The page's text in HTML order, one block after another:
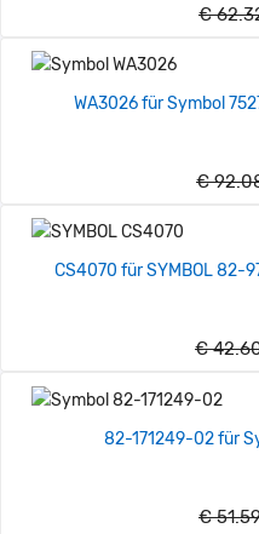
€
WA3026 für Symbol
€
CS4070 für SYMBOL 82-
€
82-171249-02 für
€